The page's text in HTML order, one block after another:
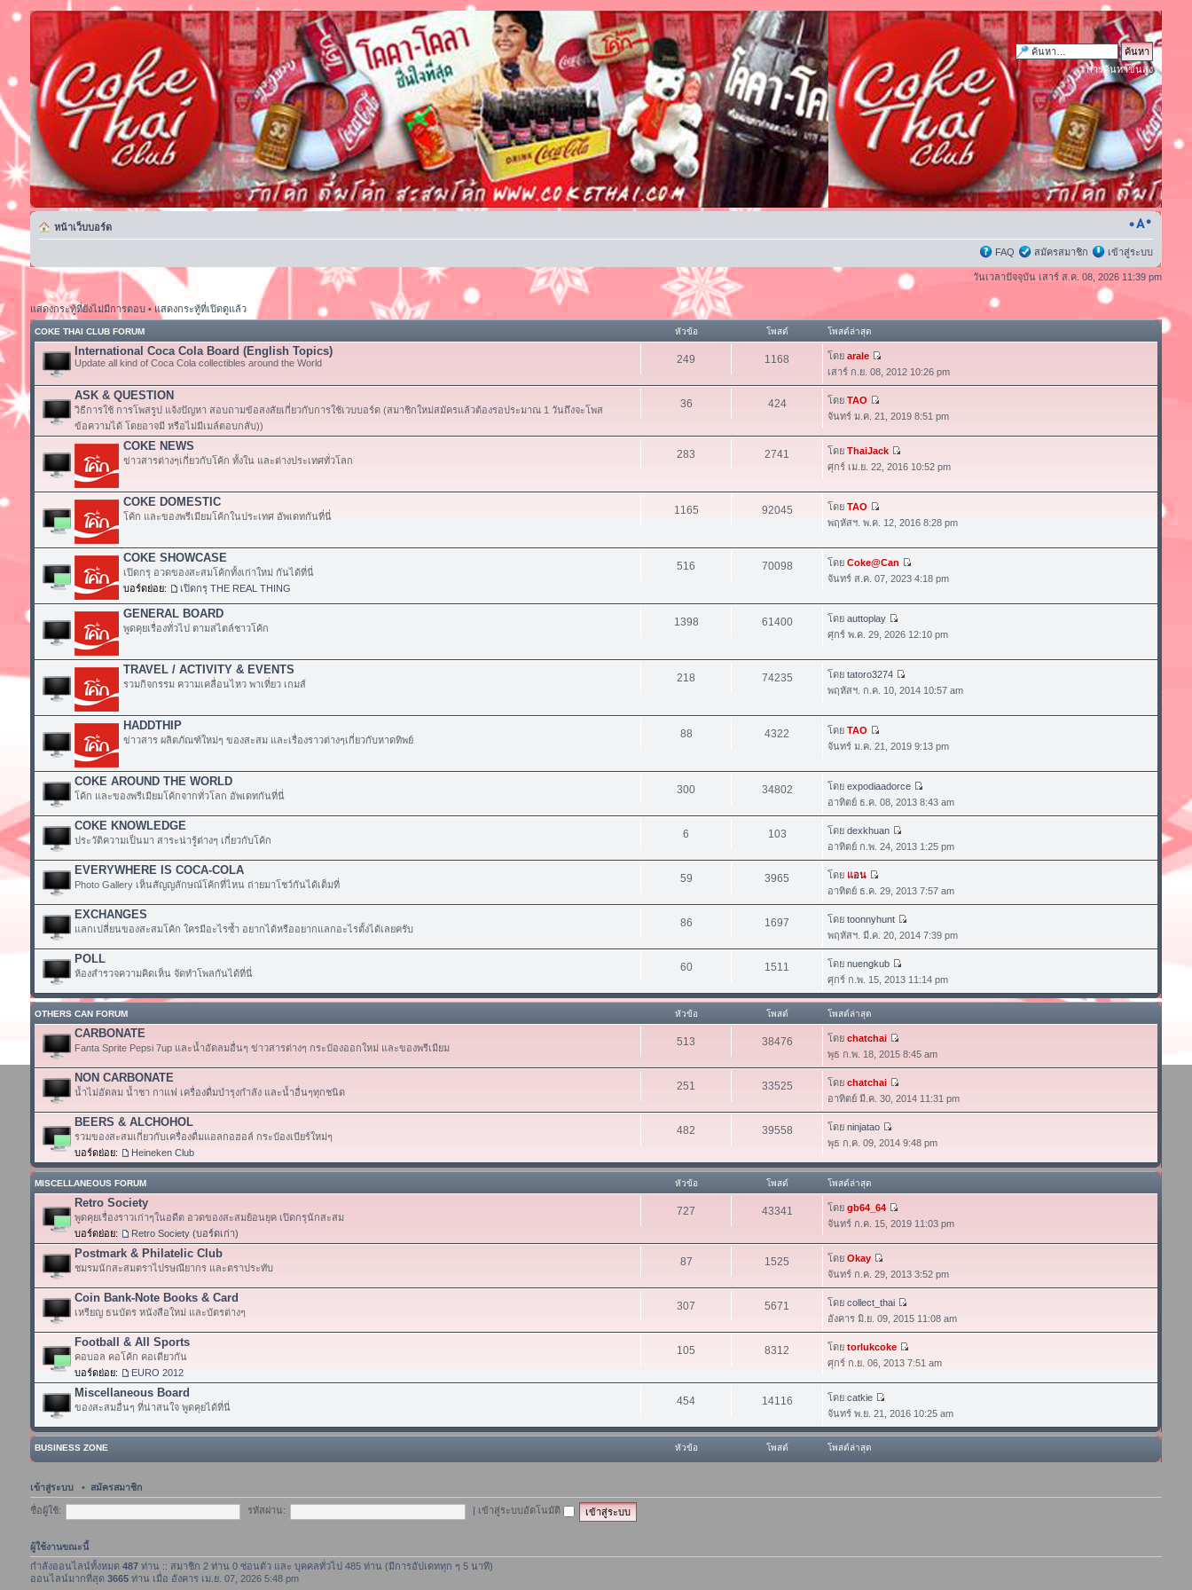
การค้นหาขั้นสูง
หน้าเว็บบอร์ด
FAQ สมัครสมาชิก เข้าสู่ระบบ
วันเวลาปัจจุบัน เสาร์ ส.ค. 08, 2026 11:39 pm
แสดงกระทู้ที่ยังไม่มีการตอบ• แสดงกระทู้ที่เปิดดูแล้ว
COKE THAI CLUB FORUM หัวข้อ โพสต์ โพสต์ล่าสุด
International Coca Cola Board (English Topics)
Update all kind of Coca Cola collectibles around the World 249 1168 โดย arale
เสาร์ ก.ย. 08, 2012 10:26 pm
ASK & QUESTION
วิธีการใช้ การโพสรูป แจ้งปัญหา สอบถามข้อสงสัยเกี่ยวกับการใช้เวบบอร์ด (สมาชิกใหม่สมัครแล้วต้องรอประมาณ 1 วันถึงจะโพส
ข้อความได้ โดยอาจมี หรือไม่มีเมล์ตอบกลับ))
36 424 โดย TAO
จันทร์ ม.ค. 21, 2019 8:51 pm
COKE NEWS
ข่าวสารต่างๆเกี่ยวกับโค้ก ทั้งใน และต่างประเทศทั่วโลก 283 2741 โดย ThaiJack
ศุกร์ เม.ย. 22, 2016 10:52 pm
COKE DOMESTIC
โค้ก และของพรีเมียมโค้กในประเทศ อัพเดทกันที่นี่ 1165 92045 โดย TAO
พฤหัสฯ. พ.ค. 12, 2016 8:28 pm
COKE SHOWCASE
เปิดกรุ อวดของสะสมโค้กทั้งเก่าใหม่ กันได้ที่นี่
บอร์ดย่อย:
เปิดกรุ THE REAL THING
516 70098 โดย Coke@Can
จันทร์ ส.ค. 07, 2023 4:18 pm
GENERAL BOARD
พูดคุยเรื่องทั่วไป ตามสไตล์ชาวโค้ก 1398 61400 โดย auttoplay
ศุกร์ พ.ค. 29, 2026 12:10 pm
TRAVEL / ACTIVITY & EVENTS
รวมกิจกรรม ความเคลื่อนไหว พาเที่ยว เกมส์ 218 74235 โดย tatoro3274
พฤหัสฯ. ก.ค. 10, 2014 10:57 am
HADDTHIP
ข่าวสาร ผลิตภัณฑ์ใหม่ๆ ของสะสม และเรื่องราวต่างๆเกี่ยวกับหาดทิพย์ 88 4322 โดย TAO
จันทร์ ม.ค. 21, 2019 9:13 pm
COKE AROUND THE WORLD
โค้ก และของพรีเมียมโค้กจากทั่วโลก อัพเดทกันที่นี่ 300 34802 โดย expodiaadorce
อาทิตย์ ธ.ค. 08, 2013 8:43 am
COKE KNOWLEDGE
ประวัติความเป็นมา สาระน่ารู้ต่างๆ เกี่ยวกับโค้ก 6 103 โดย dexkhuan
อาทิตย์ ก.พ. 24, 2013 1:25 pm
EVERYWHERE IS COCA-COLA
Photo Gallery เห็นสัญญลักษณ์โค้กที่ไหน ถ่ายมาโชว์กันได้เต็มที่ 59 3965 โดย แอน
อาทิตย์ ธ.ค. 29, 2013 7:57 am
EXCHANGES
แลกเปลี่ยนของสะสมโค้ก ใครมีอะไรซ้ำ อยากได้หรืออยากแลกอะไรตั้งได้เลยครับ 86 1697 โดย toonnyhunt
พฤหัสฯ. มี.ค. 20, 2014 7:39 pm
POLL
ห้องสำรวจความคิดเห็น จัดทำโพลกันได้ที่นี่ 60 1511 โดย nuengkub
ศุกร์ ก.พ. 15, 2013 11:14 pm
OTHERS CAN FORUM หัวข้อ โพสต์ โพสต์ล่าสุด
CARBONATE
Fanta Sprite Pepsi 7up และน้ำอัดลมอื่นๆ ข่าวสารต่างๆ กระป๋องออกใหม่ และของพรีเมียม 513 38476 โดย chatchai
พุธ ก.พ. 18, 2015 8:45 am
NON CARBONATE
น้ำไม่อัดลม น้ำชา กาแฟ เครื่องดื่มบำรุงกำลัง และน้ำอื่นๆทุกชนิด 251 33525 โดย chatchai
อาทิตย์ มี.ค. 30, 2014 11:31 pm
BEERS & ALCHOHOL
รวมของสะสมเกี่ยวกับเครื่องดื่มแอลกอฮอล์ กระป๋องเบียร์ใหม่ๆ
บอร์ดย่อย:
Heineken Club
482 39558 โดย ninjatao
พุธ ก.ค. 09, 2014 9:48 pm
MISCELLANEOUS FORUM หัวข้อ โพสต์ โพสต์ล่าสุด
Retro Society
พูดคุยเรื่องราวเก่าๆในอดีต อวดของสะสมย้อนยุค เปิดกรุนักสะสม
บอร์ดย่อย:
Retro Society (บอร์ดเก่า)
727 43341 โดย gb64_64
จันทร์ ก.ค. 15, 2019 11:03 pm
Postmark & Philatelic Club
ชมรมนักสะสมตราไปรษณียากร และตราประทับ 87 1525 โดย Okay
จันทร์ ก.ค. 29, 2013 3:52 pm
Coin Bank-Note Books & Card
เหรียญ ธนบัตร หนังสือใหม่ และบัตรต่างๆ 307 5671 โดย collect_thai
อังคาร มิ.ย. 09, 2015 11:08 am
Football & All Sports
คอบอล คอโค้ก คอเดียวกัน
บอร์ดย่อย:
EURO 2012
105 8312 โดย torlukcoke
ศุกร์ ก.ย. 06, 2013 7:51 am
Miscellaneous Board
ของสะสมอื่นๆ ที่น่าสนใจ พูดคุยได้ที่นี่ 454 14116 โดย catkie
จันทร์ พ.ย. 21, 2016 10:25 am
BUSINESS ZONE หัวข้อ โพสต์ โพสต์ล่าสุด
เข้าสู่ระบบ • สมัครสมาชิก
ชื่อผู้ใช้: รหัสผ่าน: เข้าสู่ระบบอัตโนมัติ
ผู้ใช้งานขณะนี้
กำลังออนไลน์ทั้งหมด 487ท่าน :: สมาชิก 2 ท่าน 0 ซ่อนตัว และ บุคคลทั่วไป 485 ท่าน (มีการอัปเดททุก ๆ 5 นาที)
ออนไลน์มากที่สุด 3665ท่าน เมื่อ อังคาร เม.ย. 07, 2026 5:48 pm